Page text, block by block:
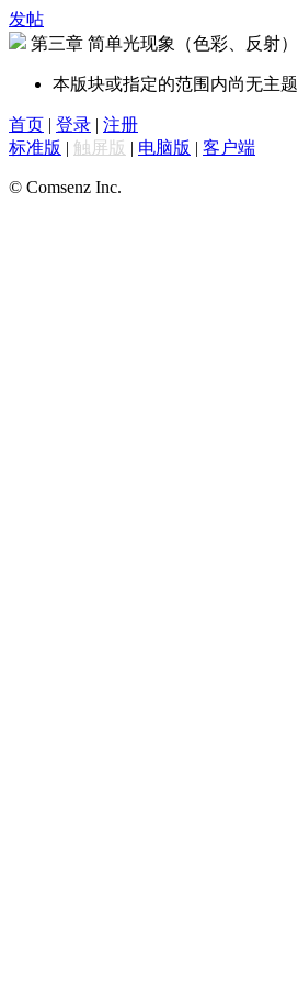
发帖
第三章 简单光现象（色彩、反射）
本版块或指定的范围内尚无主题
首页 | 登录 | 注册
标准版 | 触屏版 | 电脑版 | 客户端
© Comsenz Inc.